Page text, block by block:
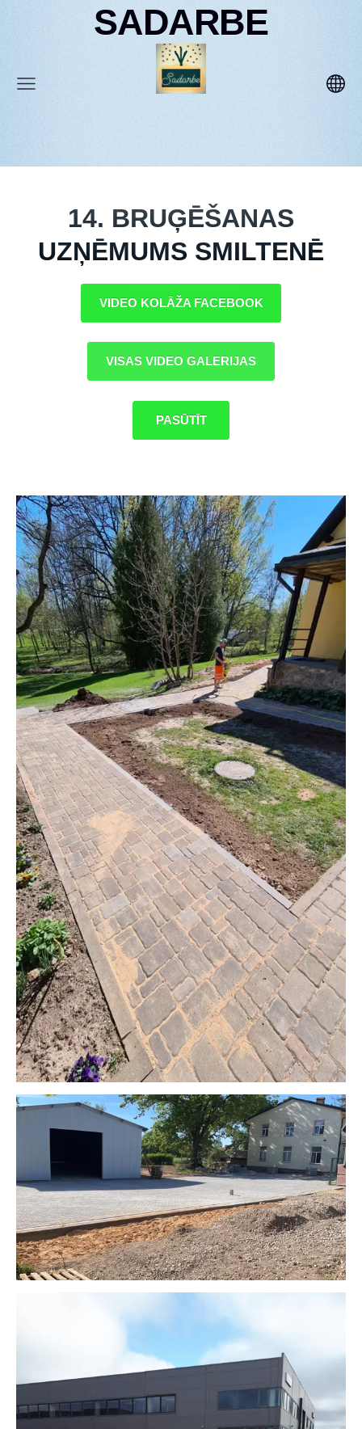
SADARBE
14. BRUĢĒŠANAS
UZŅĒMUMS SMILTENĒ
VIDEO KOLĀŽA FACEBOOK
VISAS VIDEO GALERIJAS
PASŪTĪT